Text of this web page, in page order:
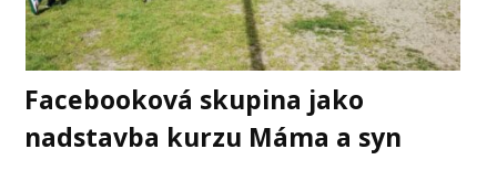
Facebooková skupina jako
nadstavba kurzu Máma a syn